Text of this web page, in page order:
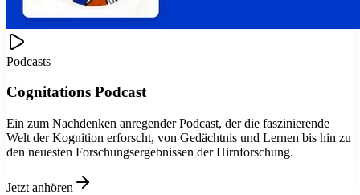
Podcasts
Cognitations Podcast
Ein zum Nachdenken anregender Podcast, der die faszinierende
Welt der Kognition erforscht, von Gedächtnis und Lernen bis hin zu
den neuesten Forschungsergebnissen der Hirnforschung.
Jetzt anhören